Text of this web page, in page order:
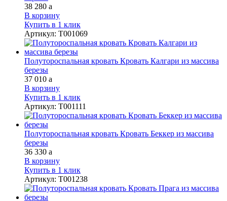
38 280 a
В корзину
Купить в 1 клик
Артикул: Т001069
Полутороспальная кровать Кровать Калгари из массива
березы
37 010 a
В корзину
Купить в 1 клик
Артикул: Т001111
Полутороспальная кровать Кровать Беккер из массива
березы
36 330 a
В корзину
Купить в 1 клик
Артикул: Т001238